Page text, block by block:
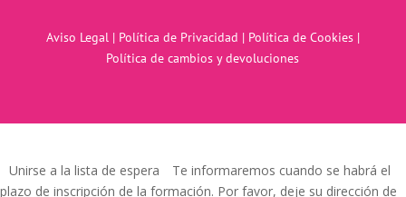
Aviso Legal| Política de Privacidad | Política de Cookies|
Política de cambios y devoluciones
Unirse a la lista de espera
Te informaremos cuando se habrá el
plazo de inscripción de la formación. Por favor, deje su dirección de